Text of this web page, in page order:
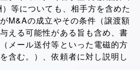
等についても、相手方を含めた
M&Aの成立やその条件（譲渡額
える可能性がある旨も含め、書
メール送付等といった電磁的方
含む。）、依頼者に対し説明し